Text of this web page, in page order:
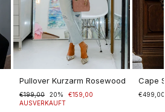
Pullover Kurzarm Rosewood
Normaler
Preis
€199,00
Sonderpreis20%
€159,00
AUSVERKAUFT
Cape
€499,00